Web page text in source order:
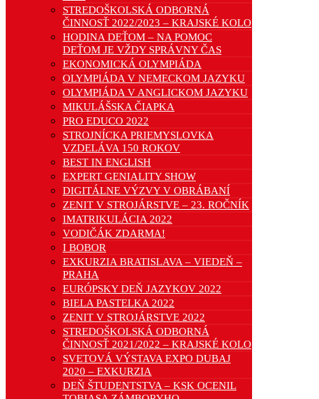
STREDOŠKOLSKÁ ODBORNÁ
ČINNOSŤ 2022/2023 – KRAJSKÉ KOLO
HODINA DEŤOM – NA POMOC
DEŤOM JE VŽDY SPRÁVNY ČAS
EKONOMICKÁ OLYMPIÁDA
OLYMPIÁDA V NEMECKOM JAZYKU
OLYMPIÁDA V ANGLICKOM JAZYKU
MIKULÁŠSKA ČIAPKA
PRO EDUCO 2022
STROJNÍCKA PRIEMYSLOVKA
VZDELÁVA 150 ROKOV
BEST IN ENGLISH
EXPERT GENIALITY SHOW
DIGITÁLNE VÝZVY V OBRÁBANÍ
ZENIT V STROJÁRSTVE – 23. ROČNÍK
IMATRIKULÁCIA 2022
VODIČÁK ZDARMA!
I BOBOR
EXKURZIA BRATISLAVA – VIEDEŇ –
PRAHA
EURÓPSKY DEŇ JAZYKOV 2022
BIELA PASTELKA 2022
ZENIT V STROJÁRSTVE 2022
STREDOŠKOLSKÁ ODBORNÁ
ČINNOSŤ 2021/2022 – KRAJSKÉ KOLO
SVETOVÁ VÝSTAVA EXPO DUBAJ
2020 – EXKURZIA
DEŇ ŠTUDENTSTVA – KSK OCENIL